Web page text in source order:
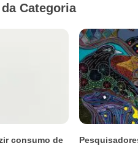
Categoria
consumo de